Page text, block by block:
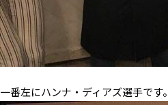
一番左にハンナ・ディアズ選手です